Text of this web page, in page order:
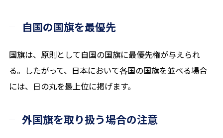
自国の国旗を最優先
国旗は、原則として自国の国旗に最優先権が与えられ
る。したがって、日本において各国の国旗を並べる場合
には、日の丸を最上位に掲げます。
外国旗を取り扱う場合の注意